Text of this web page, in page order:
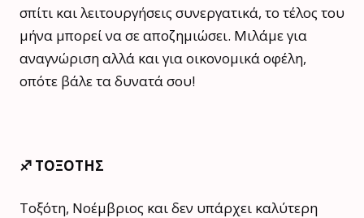
σπίτι και λειτουργήσεις συνεργατικά, το τέλος του
μήνα μπορεί να σε αποζημιώσει. Μιλάμε για
αναγνώριση αλλά και για οικονομικά οφέλη,
οπότε βάλε τα δυνατά σου!
♐️ ΤΟΞΟΤΗΣ
Τοξότη, Νοέμβριος και δεν υπάρχει καλύτερη